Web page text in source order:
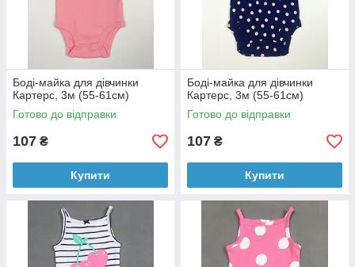
Боді-майка для дівчинки
Картерс, 3м (55-61см)
Готово до відправки
107 ₴
Купити
Боді-майка для дівчинки
Картерс, 3м (55-61см)
Готово до відправки
107 ₴
Купити